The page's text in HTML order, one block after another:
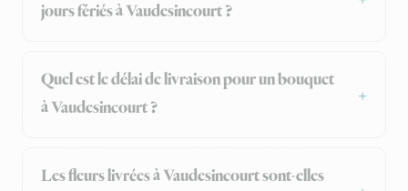
jours fériés à Vaudesincourt ?
Quel est le délai de livraison pour un bouquet
à Vaudesincourt ?
Les fleurs livrées à Vaudesincourt sont-elles